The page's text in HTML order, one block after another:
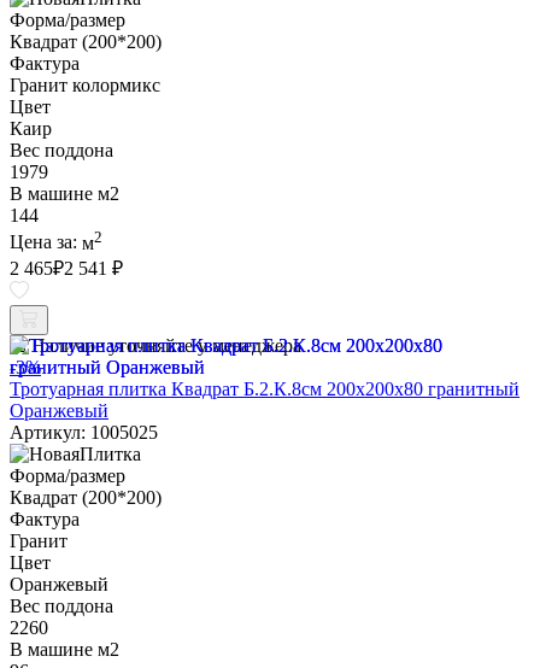
Форма/размер
Квадрат (200*200)
Фактура
Гранит колормикс
Цвет
Каир
Вес поддона
1979
В машине м2
144
Цена за: м2
2 465₽2 541 ₽
Наличие уточняйте у менеджера
-3%
Тротуарная плитка Квадрат Б.2.К.8см 200х200х80 гранитный
Оранжевый
Артикул: 1005025
Форма/размер
Квадрат (200*200)
Фактура
Гранит
Цвет
Оранжевый
Вес поддона
2260
В машине м2